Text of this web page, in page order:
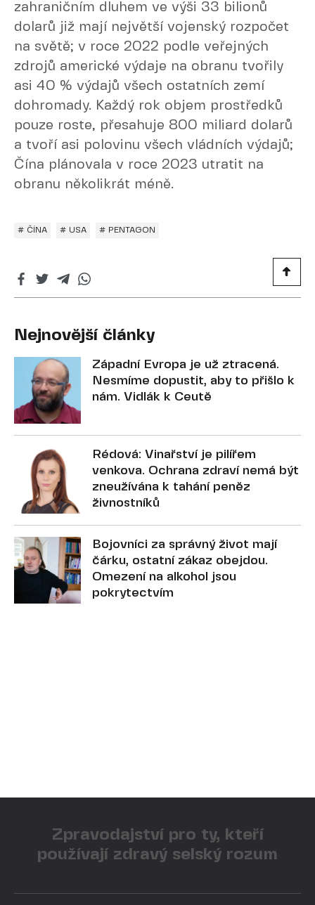
zahraničním dluhem ve výši 33 bilionů
dolarů již mají největší vojenský rozpočet
na světě; v roce 2022 podle veřejných
zdrojů americké výdaje na obranu tvořily
asi 40 % výdajů všech ostatních zemí
dohromady. Každý rok objem prostředků
pouze roste, přesahuje 800 miliard dolarů
a tvoří asi polovinu všech vládních výdajů;
Čína plánovala v roce 2023 utratit na
obranu několikrát méně.
# ČÍNA # USA # PENTAGON
Nejnovější články
Západní Evropa je už ztracená.
Nesmíme dopustit, aby to přišlo k
nám. Vidlák k Ceutě
Rédová: Vinařství je pilířem
venkova. Ochrana zdraví nemá být
zneužívána k tahání peněz
živnostníků
Bojovníci za správný život mají
čárku, ostatní zákaz obejdou.
Omezení na alkohol jsou
pokrytectvím
Zpravodajství pro ty, kteří
používají zdravý selský rozum